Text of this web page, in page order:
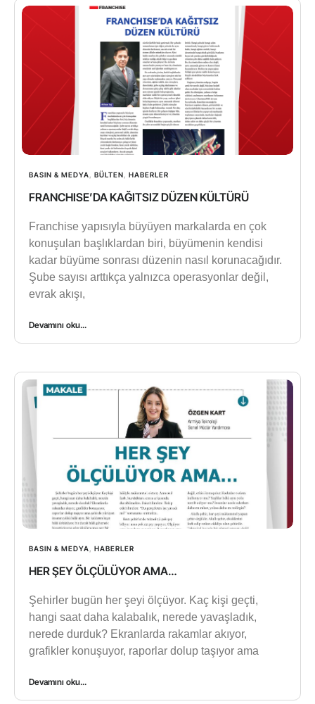
BASIN & MEDYA BÜLTEN HABERLER
FRANCHISE’DA KAĞITSIZ DÜZEN KÜLTÜRÜ
Franchise yapısıyla büyüyen markalarda en çok
konuşulan başlıklardan biri, büyümenin kendisi
kadar büyüme sonrası düzenin nasıl korunacağıdır.
Şube sayısı arttıkça yalnızca operasyonlar değil,
evrak akışı,
Devamını oku...
BASIN & MEDYA HABERLER
HER ŞEY ÖLÇÜLÜYOR AMA…
Şehirler bugün her şeyi ölçüyor. Kaç kişi geçti,
hangi saat daha kalabalık, nerede yavaşladık,
nerede durduk? Ekranlarda rakamlar akıyor,
grafikler konuşuyor, raporlar dolup taşıyor ama
Devamını oku...